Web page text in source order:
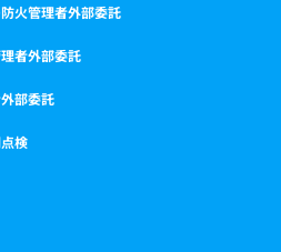
火管理者外部委託
者外部委託
部委託
検